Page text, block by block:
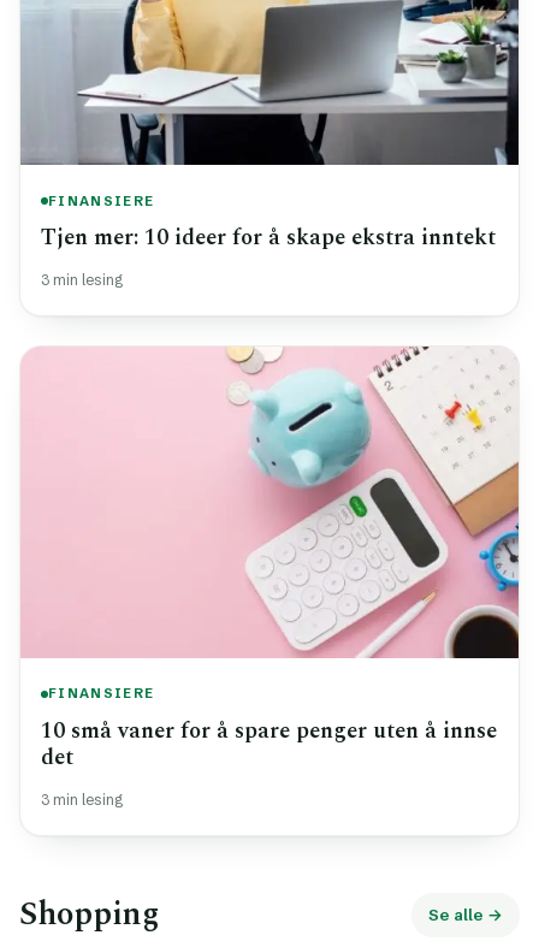
FINANSIERE
Tjen mer: 10 ideer for å skape ekstra inntekt
3 min lesing
FINANSIERE
10 små vaner for å spare penger uten å innse
det
3 min lesing
Shopping Se alle →